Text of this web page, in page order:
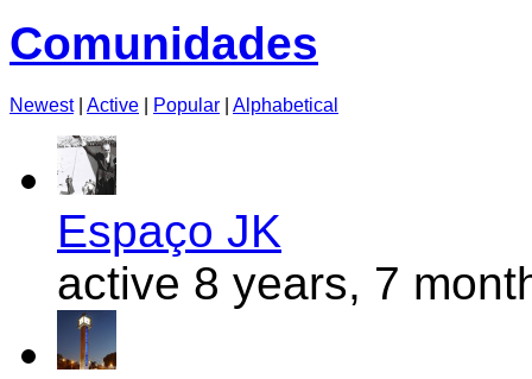
Comunidades
Newest Active Popular Alphabetical
Espaço JK
active 8 years, 7